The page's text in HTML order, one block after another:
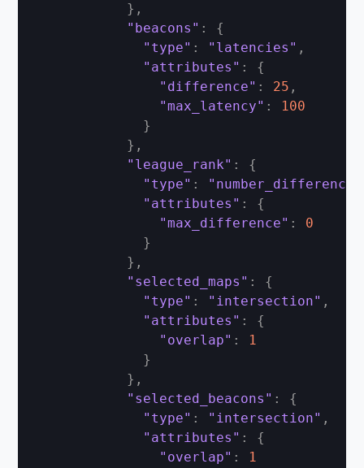
} ,
"beacons" :
{
"type" : "latencies" ,
"attributes" :
{
"difference" : 25 ,
"max_latency" :
100
}
} ,
"league_rank" :
{
"type" : "number_difference"
"attributes" :
{
"max_difference" :
0
}
} ,
"selected_maps" :
{
"type" : "intersection" ,
"attributes" :
{
"overlap" :
1
}
} ,
"selected_beacons" :
{
"type" : "intersection" ,
"attributes" :
{
"overlap" :
1